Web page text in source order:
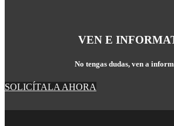
VEN E
No tengas dudas, ven a
SOLICÍTALA AHORA